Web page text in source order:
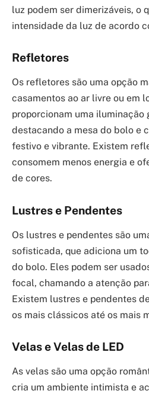
luz podem ser dimerizáveis, o
intensidade da luz de acordo
Refletores
Os refletores são uma opção
casamentos ao ar livre ou em
proporcionam uma iluminação
destacando a mesa do bolo e
festivo e vibrante. Existem
consomem menos energia e
de cores.
Lustres e Pendentes
Os lustres e pendentes são
sofisticada, que adiciona um
do bolo. Eles podem ser
focal, chamando a atenção
Existem lustres e pendentes
os mais clássicos até os mais
Velas e Velas de LED
As velas são uma opção
cria um ambiente intimista e